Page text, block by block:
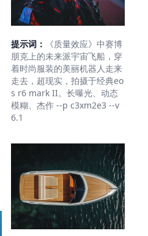
提示词：
《质量效应》中赛博
朋克上的未来派宇宙飞船，穿
着时尚服装的美丽机器人走来
走去，超现实，拍摄于经典eo
s r6 mark II。长曝光、动态
模糊、杰作 --p c3xm2e3 --v
6.1